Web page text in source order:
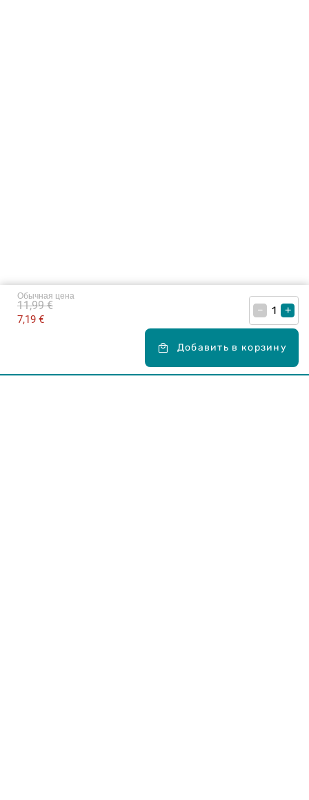
Обычная цена
7,19 €
11,99 € – +
Добавить в корзину